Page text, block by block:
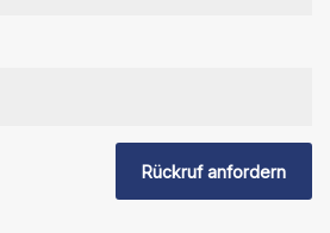
Rückruf anfordern